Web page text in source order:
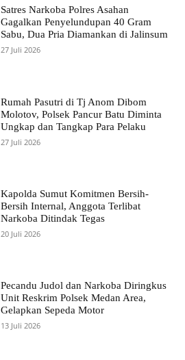
Satres Narkoba Polres Asahan
Gagalkan Penyelundupan 40 Gram
Sabu, Dua Pria Diamankan di Jalinsum
27 Juli 2026
Rumah Pasutri di Tj Anom Dibom
Molotov, Polsek Pancur Batu Diminta
Ungkap dan Tangkap Para Pelaku
27 Juli 2026
Kapolda Sumut Komitmen Bersih-
Bersih Internal, Anggota Terlibat
Narkoba Ditindak Tegas
20 Juli 2026
Pecandu Judol dan Narkoba Diringkus
Unit Reskrim Polsek Medan Area,
Gelapkan Sepeda Motor
13 Juli 2026